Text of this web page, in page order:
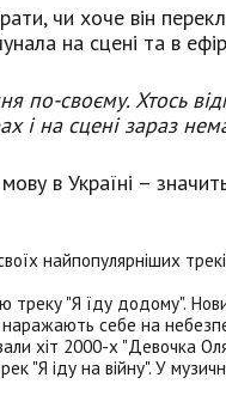
чи хоче він
на сцені та в
своєму. Хтось
і на сцені зараз
в Україні –
найпопулярніших
треку "Я їду додому".
себе на
хіт 2000-х "Девочка
"Я іду на війну". У